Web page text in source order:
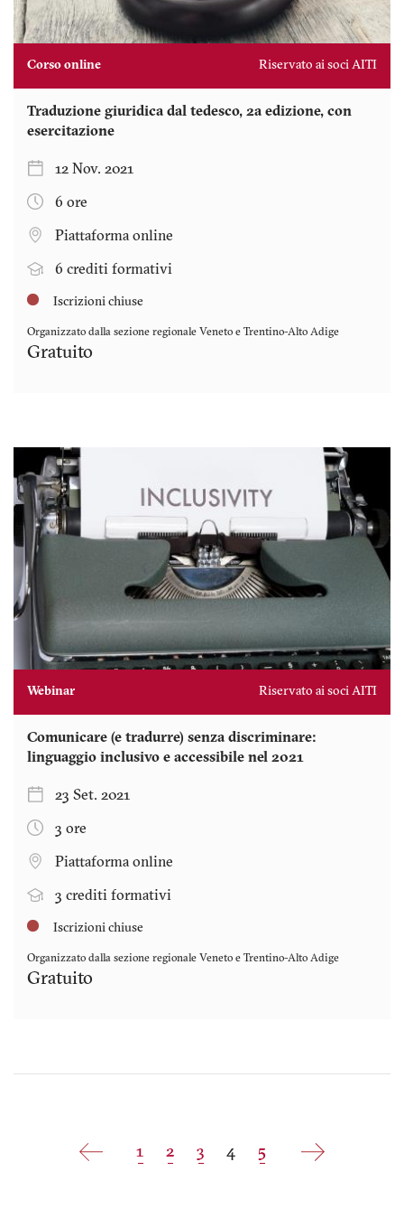
Corso online Riservato ai soci AITI
Traduzione giuridica dal tedesco, 2a edizione, con
esercitazione
12 Nov. 2021
6 ore
Piattaforma online
6 crediti formativi
Iscrizioni chiuse
Organizzato dalla sezione regionale Veneto e Trentino-Alto Adige
Gratuito
Webinar Riservato ai soci AITI
Comunicare (e tradurre) senza discriminare:
linguaggio inclusivo e accessibile nel 2021
23 Set. 2021
3 ore
Piattaforma online
3 crediti formativi
Iscrizioni chiuse
Organizzato dalla sezione regionale Veneto e Trentino-Alto Adige
Gratuito
Pagina
1 Pagina
2 Pagina
3
Pagina
4 Pagina
5